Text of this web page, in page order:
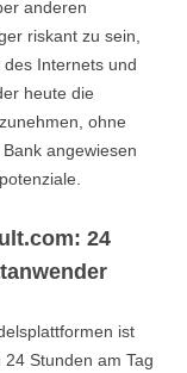
anderen
riskant zu sein,
Internets und
heute die
ohne
angewiesen
24
ist
Stunden am Tag